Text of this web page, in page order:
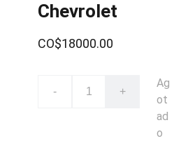
Chevrolet
CO$18000.00
- +
Ag
ot
ad
o